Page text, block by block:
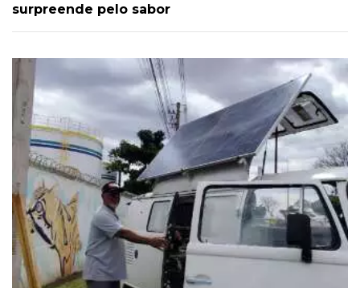
surpreende pelo sabor